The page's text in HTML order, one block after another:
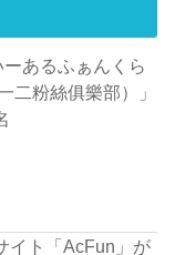
ーあるふぁんくら
二粉絲俱樂部）」
イト「AcFun」が